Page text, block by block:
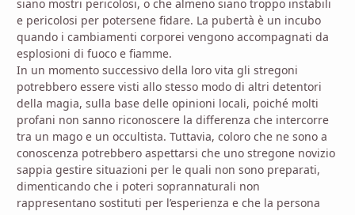
siano mostri pericolosi, o che almeno siano troppo instabili
e pericolosi per potersene fidare. La pubertà è un incubo
quando i cambiamenti corporei vengono accompagnati da
esplosioni di fuoco e fiamme.
In un momento successivo della loro vita gli stregoni
potrebbero essere visti allo stesso modo di altri detentori
della magia, sulla base delle opinioni locali, poiché molti
profani non sanno riconoscere la differenza che intercorre
tra un mago e un occultista. Tuttavia, coloro che ne sono a
conoscenza potrebbero aspettarsi che uno stregone novizio
sappia gestire situazioni per le quali non sono preparati,
dimenticando che i poteri soprannaturali non
rappresentano sostituti per l’esperienza e che la persona